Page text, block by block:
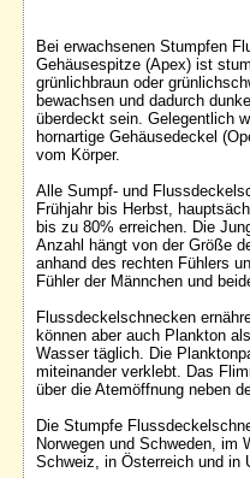
Bei erwachsenen Stumpfen
Gehäusespitze (Apex) ist
grünlichbraun oder
bewachsen und dadurch
überdeckt sein. Gelegentlich
hornartige Gehäusedeckel
vom Körper.
Alle Sumpf- und
Frühjahr bis Herbst,
bis zu 80% erreichen. Die
Anzahl hängt von der Größe
anhand des rechten Fühlers
Fühler der Männchen und
Flussdeckelschnecken
können aber auch Plankton
Wasser täglich. Die
miteinander verklebt. Das
über die Atemöffnung neben
Die Stumpfe
Norwegen und Schweden, im
Schweiz, in Österreich und in